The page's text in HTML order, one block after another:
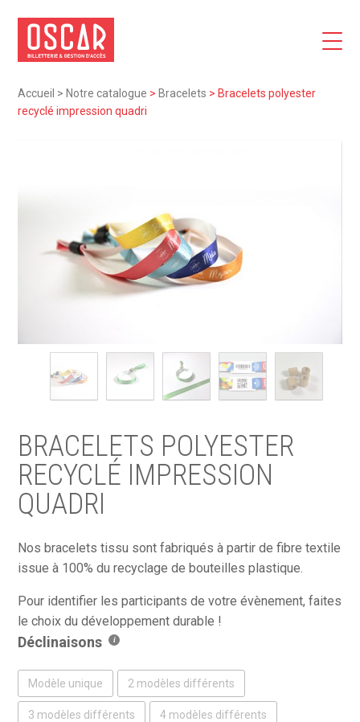
Accueil > Notre catalogue > Bracelets > Bracelets polyester
recyclé impression quadri
BRACELETS POLYESTER
RECYCLÉ IMPRESSION
QUADRI
Nos bracelets tissu sont fabriqués à partir de fibre textile
issue à 100% du recyclage de bouteilles plastique.
Pour identifier les participants de votre évènement, faites
le choix du développement durable !
Déclinaisons
Modèle unique 2 modèles différents
3 modèles différents 4 modèles différents